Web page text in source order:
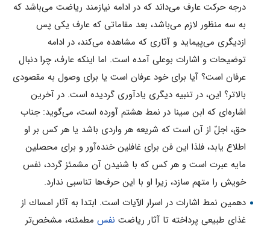
درجه حركت عارف مى‌داند كه در ادامه نيازمند رياضت مى‌باشد كه
به سه منظور لازم مى‌باشد، بعد مقاماتى كه عارف یکى پس
ازديگرى مى‌پيمايد و آثارى كه مشاهده مى‌كند، در ادامه
توضيحات و اشارات بوعلى آمده است. اما اينكه عارف، چرا دنبال
عرفان است؟ آيا برای خود عرفان است يا برای وصول به مقصودى
بالاتر؟ اين، در تنبيه ديگرى يادآورى گرديده است. در آخرين
اشاره‌اى كه ابن سينا در نمط هشتم آورده است، مى‌گويد: جناب
حق، اجلّ از آن است كه شريعه هر واردى باشد يا هر كس بر او
اطلاع يابد، فلذا اين فن برای غافلين خنده‌آور و برای محصلين
مايه عبرت است و هر كس كه با شنيدن آن مشمئز گردد، نفس
خويش را متهم سازد، زيرا او با اين حرف‌ها تناسبى ندارد.
دهمين نمط اشارات در اسرار الآيات است. ابتدا به آثار امساك از
غذاى طبيعى پرداخته تا آثار رياضت نفسمطمئنه، مشخص‌تر